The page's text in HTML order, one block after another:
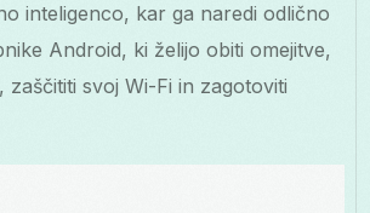
inteligenco, kar ga naredi odlično
Android, ki želijo obiti omejitve,
zaščititi svoj Wi-Fi in zagotoviti